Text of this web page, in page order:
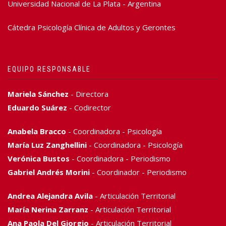
Universidad Nacional de La Plata - Argentina
Cátedra Psicología Clínica de Adultos y Gerontes
EQUIPO RESPONSABLE
Mariela Sánchez - Directora
Eduardo Suárez - Codirector
Anabela Bracco - Coordinadora - Psicología
María Luz Zanghellini - Coordinadora - Psicología
Verónica Bustos - Coordinadora - Periodismo
Gabriel Andrés Morini - Coordinador - Periodismo
Andrea Alejandra Avila - Articulación Territorial
María Nerina Zarranz - Articulación Territorial
Ana Paola Del Giorgio - Articulación Territorial